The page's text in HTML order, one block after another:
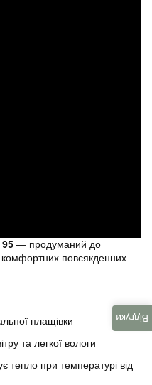
— продуманий до
комфортних повсякденних
плащівки
та легкої вологи
тепло при температурі від
Відгуки